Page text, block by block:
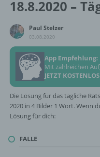
18.8.2020 –
Paul Stelzer
03.08.2020
App Empfehlung:
Mit zahlreichen
JETZT
Die Lösung für das tägliche
2020 in 4 Bilder 1 Wort. Wenn
Lösung für dich:
FALLE